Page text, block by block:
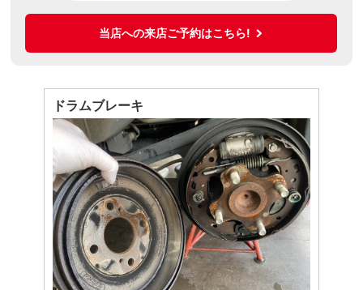
当店への来店ご予約はこちら!
ドラムブレーキ